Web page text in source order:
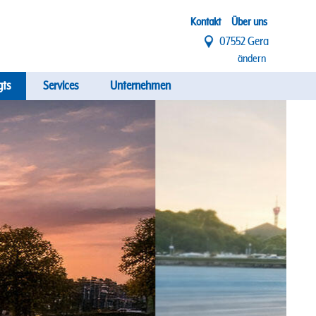
Top
Menü
Kontakt Über uns
07552 Gera
ändern
Services Unternehmen